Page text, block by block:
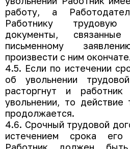
работу, а
Работнику
документы,
письменному
произвести с ним
4.5. Если по истечении
об увольнении
расторгнут и
увольнении, то действие
продолжается.
4.6. Срочный трудовой
истечением срока